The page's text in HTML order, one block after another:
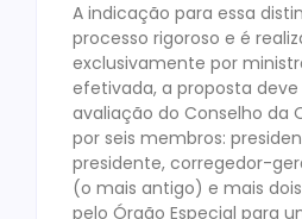
A indicação para essa
processo rigoroso e é
exclusivamente por
efetivada, a proposta
avaliação do Conselho da
por seis membros:
presidente, corregedor-
(o mais antigo) e mais
pelo Órgão Especial para